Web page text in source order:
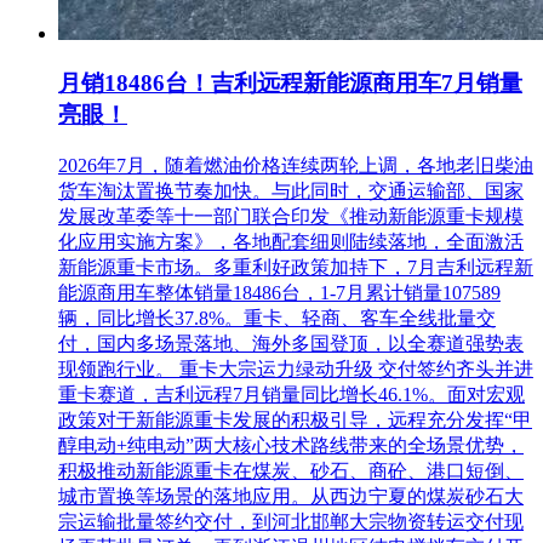
月销18486台！吉利远程新能源商用车7月销量
亮眼！
2026年7月，随着燃油价格连续两轮上调，各地老旧柴油
货车淘汰置换节奏加快。与此同时，交通运输部、国家
发展改革委等十一部门联合印发《推动新能源重卡规模
化应用实施方案》，各地配套细则陆续落地，全面激活
新能源重卡市场。多重利好政策加持下，7月吉利远程新
能源商用车整体销量18486台，1-7月累计销量107589
辆，同比增长37.8%。重卡、轻商、客车全线批量交
付，国内多场景落地、海外多国登顶，以全赛道强势表
现领跑行业。 重卡大宗运力绿动升级 交付签约齐头并进
重卡赛道，吉利远程7月销量同比增长46.1%。面对宏观
政策对于新能源重卡发展的积极引导，远程充分发挥“甲
醇电动+纯电动”两大核心技术路线带来的全场景优势，
积极推动新能源重卡在煤炭、砂石、商砼、港口短倒、
城市置换等场景的落地应用。从西边宁夏的煤炭砂石大
宗运输批量签约交付，到河北邯郸大宗物资转运交付现